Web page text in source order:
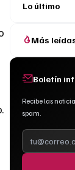
Lo último
Más
Boletín
Recibe las
spam.